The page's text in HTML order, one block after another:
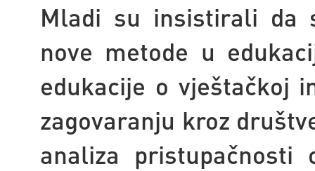
Mladi su insistirali da
nove metode u
edukacije o vještačkoj
zagovaranju kroz
analiza pristupačnosti